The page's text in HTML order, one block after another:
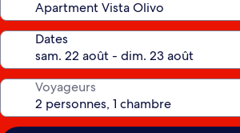
Dates
Voyageurs